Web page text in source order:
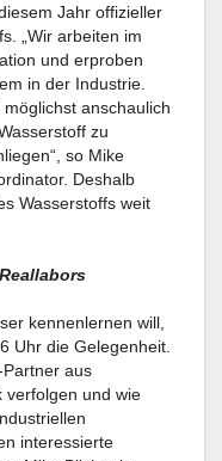
Jahr offizieller
„Wir arbeiten im
und erproben
in der Industrie.
anschaulich
zu
so Mike
Deshalb
Wasserstoffs weit
kennenlernen will,
Uhr die Gelegenheit.
aus
verfolgen und wie
interessierte